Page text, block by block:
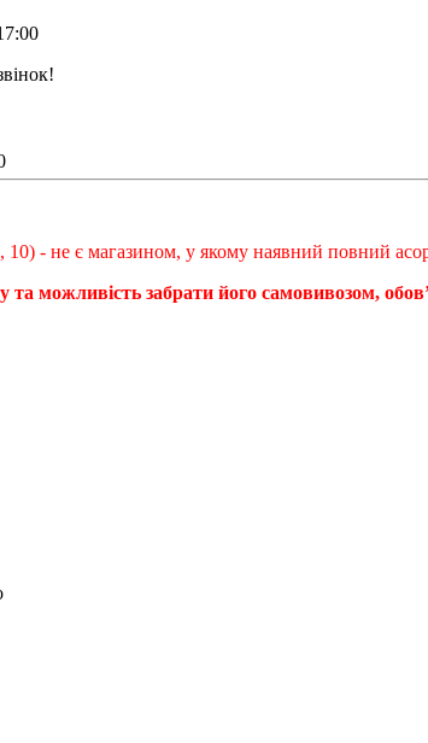
10) - не є магазином, у якому наявний повний
та можливість забрати його самовивозом,